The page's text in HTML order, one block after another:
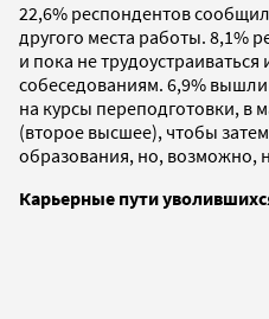
22,6% респондентов
другого места работы. 8,1%
и пока не трудоустраиваться
собеседованиям. 6,9%
на курсы переподготовки, в
(второе высшее), чтобы
образования, но, возможно,
Карьерные пути